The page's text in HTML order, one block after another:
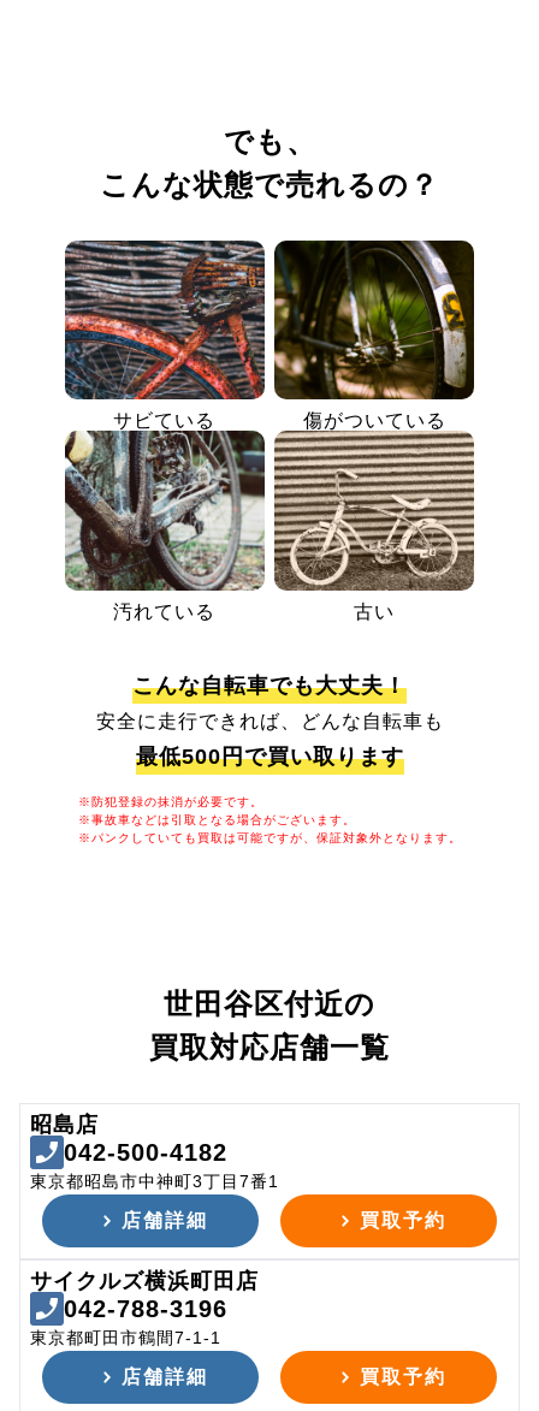
でも、
こんな状態で売れるの？
サビている 傷がついている
汚れている 古い
こんな自転車でも大丈夫！
安全に走行できれば、どんな自転車も
最低500円で買い取ります
※防犯登録の抹消が必要です。
※事故車などは引取となる場合がございます。
※パンクしていても買取は可能ですが、保証対象外となります。
世田谷区付近の
買取対応店舗一覧
昭島店
042-500-4182
東京都昭島市中神町3丁目7番1
店舗詳細 買取予約
サイクルズ横浜町田店
042-788-3196
東京都町田市鶴間7-1-1
店舗詳細 買取予約